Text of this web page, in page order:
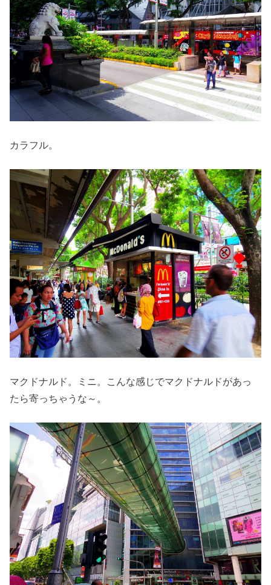
カラフル。
マクドナルド。ミニ。こんな感じでマクドナルドがあっ
たら寄っちゃうな～。